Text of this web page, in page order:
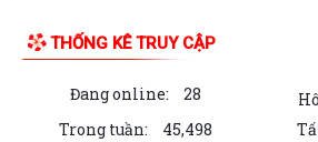
THỐNG KÊ TRUY CẬP
Đang online: 28
Trong tuần:
45,498